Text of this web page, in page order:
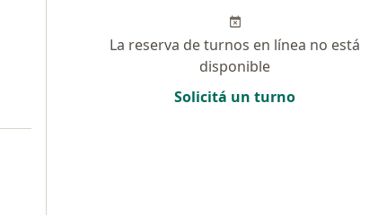
La reserva de turnos en línea no está
disponible
Solicitá un turno